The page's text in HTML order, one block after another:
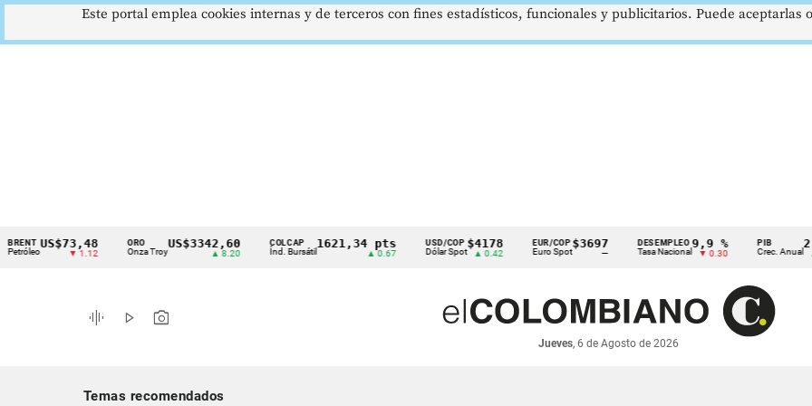
Cintillo
indicadores
económicos
US$73,48
▼ 1.12
ORO
Onza Troy
US$3342,60 COLCAP
Índ. Bursátil
1621,34 pts USD/COP
Dólar Spot
$4178
▲ 0.42
EUR/COP
Euro Spot
$3697
—
DESEMPLEO
Tasa Nacional
9,9 %
▼ 0.30
PIB
Crec. Anual
2,8 %
▲ 0.10
graphic_eq play_arrow photo_camera
Jueves, 6 de Agosto de 2026
Temas recomendados
Este portal emplea cookies internas y de terceros con fines estadísticos, funcionales y publicitarios. Puede aceptarlas